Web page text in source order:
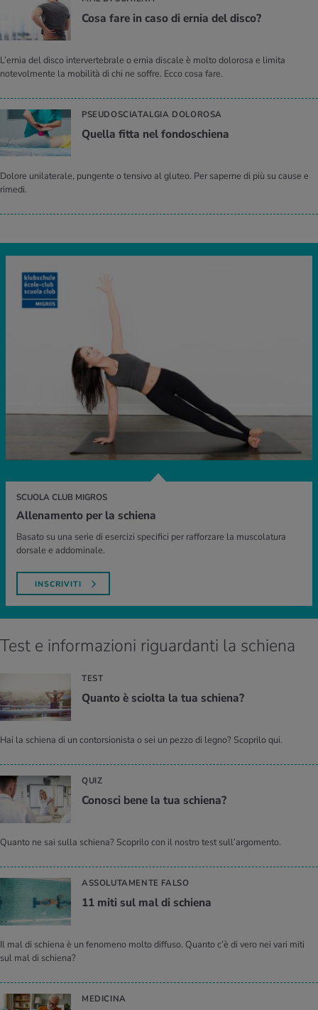
Cosa fare in caso di ernia del disco?
L’ernia del disco intervertebrale o ernia discale è molto dolorosa e limita
notevolmente la mobilità di chi ne soffre. Ecco cosa fare.
PSEUDOSCIATALGIA DOLOROSA
Quel­la fitta nel fon­do­schie­na
Dolore unilaterale, pungente o tensivo al gluteo. Per saperne di più su cause e
rimedi.
SCUOLA CLUB MIGROS
Allenamento per la schiena
Basato su una serie di esercizi specifici per rafforzare la muscolatura
dorsale e addominale.
INSCRIVITI
Test e informazioni riguardanti la schiena
TEST
Quan­to è sciol­ta la tua schie­na?
Hai la schiena di un contorsionista o sei un pezzo di legno? Scoprilo qui.
QUIZ
Co­no­sci bene la tua schie­na?
Quanto ne sai sulla schiena? Scoprilo con il nostro test sull’argomento.
ASSOLUTAMENTE FALSO
11 miti sul mal di schie­na
Il mal di schiena è un fenomeno molto diffuso. Quanto c’è di vero nei vari miti
sul mal di schiena?
MEDICINA